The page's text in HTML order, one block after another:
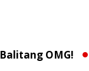
Balitang OMG!